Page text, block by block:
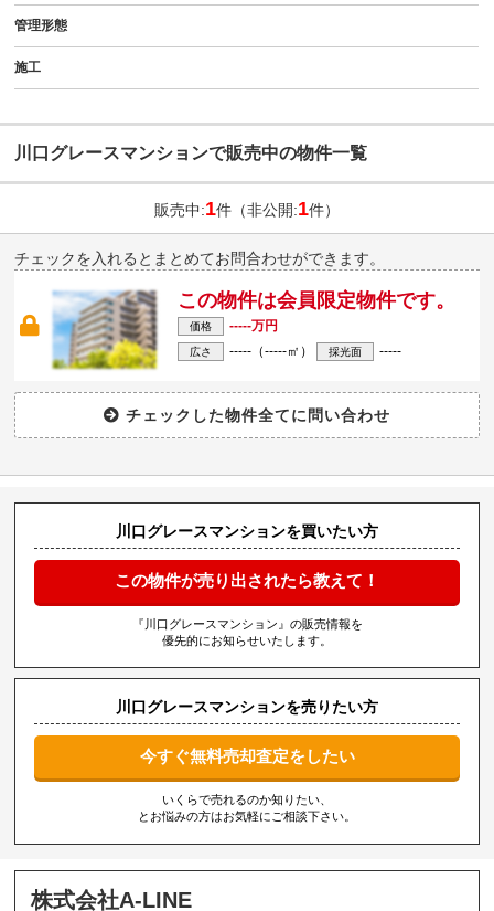
管理形態
施工
川口グレースマンションで販売中の物件一覧
販売中:1件（非公開:1件）
チェックを入れるとまとめてお問合わせができます。
この物件は会員限定物件です。
価格 -----万円
広さ -----（-----㎡） 採光面 -----
川口グレースマンションを買いたい方
この物件が売り出されたら教えて！
『川口グレースマンション』の販売情報を
優先的にお知らせいたします。
川口グレースマンションを売りたい方
今すぐ無料売却査定をしたい
いくらで売れるのか知りたい、
とお悩みの方はお気軽にご相談下さい。
株式会社A-LINE